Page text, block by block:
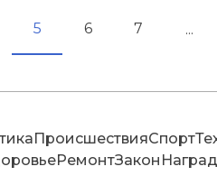
5 6 7 ...
ПроисшествияСпорт
РемонтЗакон